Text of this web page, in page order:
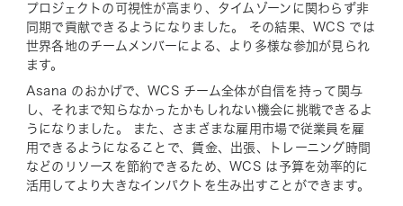
プロジェクトの可視性が高まり、タイムゾーンに関わらず非
同期で貢献できるようになりました。 その結果、WCS では
世界各地のチームメンバーによる、より多様な参加が見られ
ます。
Asana のおかげで、WCS チーム全体が自信を持って関与
し、それまで知らなかったかもしれない機会に挑戦できるよ
うになりました。 また、さまざまな雇用市場で従業員を雇
用できるようになることで、賃金、出張、トレーニング時間
などのリソースを節約できるため、WCS は予算を効率的に
活用してより大きなインパクトを生み出すことができます。